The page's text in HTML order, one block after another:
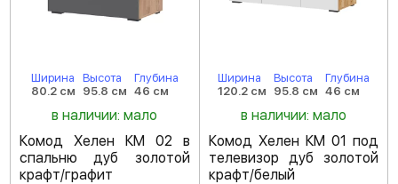
Ширина
80.2 см
Высота
95.8 см
Глубина
46 см
в наличии: мало
Комод Хелен КМ 02 в
спальню дуб золотой
крафт/графит
Ширина
120.2 см
Высота
95.8 см
Глубина
46 см
в наличии: мало
Комод Хелен КМ 01 под
телевизор дуб золотой
крафт/белый